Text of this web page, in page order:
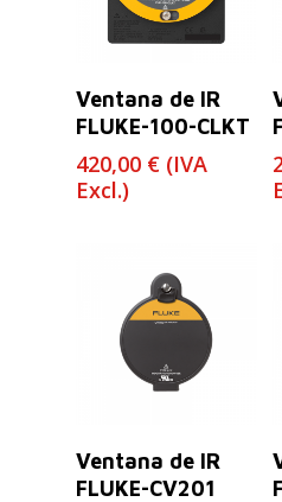
Leer Más
Ventana de IR
FLUKE-100-CLKT
420,00 € (IVA
Excl.)
Leer Más
Ventana de IR
FLUKE-CV201